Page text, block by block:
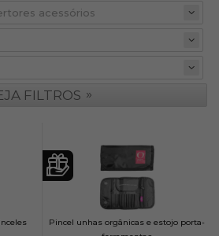
FILTROS »
Pincel unhas orgânicas e estojo porta-